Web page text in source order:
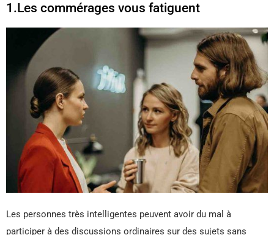
1.Les commérages vous fatiguent
Les personnes très intelligentes peuvent avoir du mal à
participer à des discussions ordinaires sur des sujets sans